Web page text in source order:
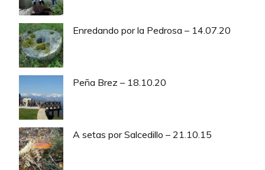
Enredando por la Pedrosa – 14.07.20
Peña Brez – 18.10.20
A setas por Salcedillo – 21.10.15